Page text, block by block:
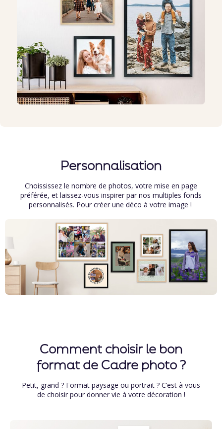
Personnalisation
Choississez le nombre de photos, votre mise en page
préférée, et laissez-vous inspirer par nos multiples fonds
personnalisés. Pour créer une déco à votre image !
Comment choisir le bon
format de Cadre photo ?
Petit, grand ? Format paysage ou portrait ? C’est à vous
de choisir pour donner vie à votre décoration !